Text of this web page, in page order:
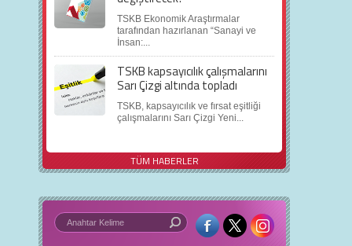
TSKB Ekonomik Araştırmalar
tarafından hazırlanan “Sanayi ve
İnsan:...
TSKB kapsayıcılık çalışmalarını
Sarı Çizgi altında topladı
TSKB, kapsayıcılık ve fırsat eşitliği
çalışmalarını Sarı Çizgi Yeni...
TÜM HABERLER